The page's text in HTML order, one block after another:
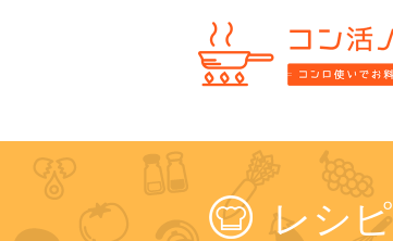
レシピ